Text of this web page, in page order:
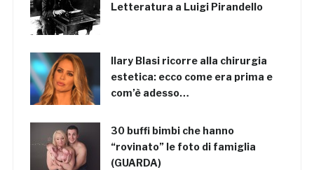
Letteratura a Luigi Pirandello
Ilary Blasi ricorre alla chirurgia
estetica: ecco come era prima e
com’è adesso…
30 buffi bimbi che hanno
“rovinato” le foto di famiglia
(GUARDA)